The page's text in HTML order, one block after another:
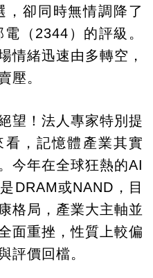
，卻同時無情調降了
（2344）的評級。
情緒迅速由多轉空，
壓。
望！法人專家特別提
，記憶體產業其實
今年在全球狂熱的AI
DRAM或NAND，目
格局，產業大主軸並
面重挫，性質上較偏
評價回檔。